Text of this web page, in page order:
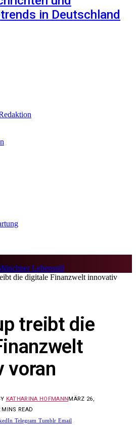
in Deutschland
die digitale Finanzwelt innovativ
treibt die
voran
KATHARINA HOFMANNMÄRZ 26,
MINS READ
Telegram Tumblr Email